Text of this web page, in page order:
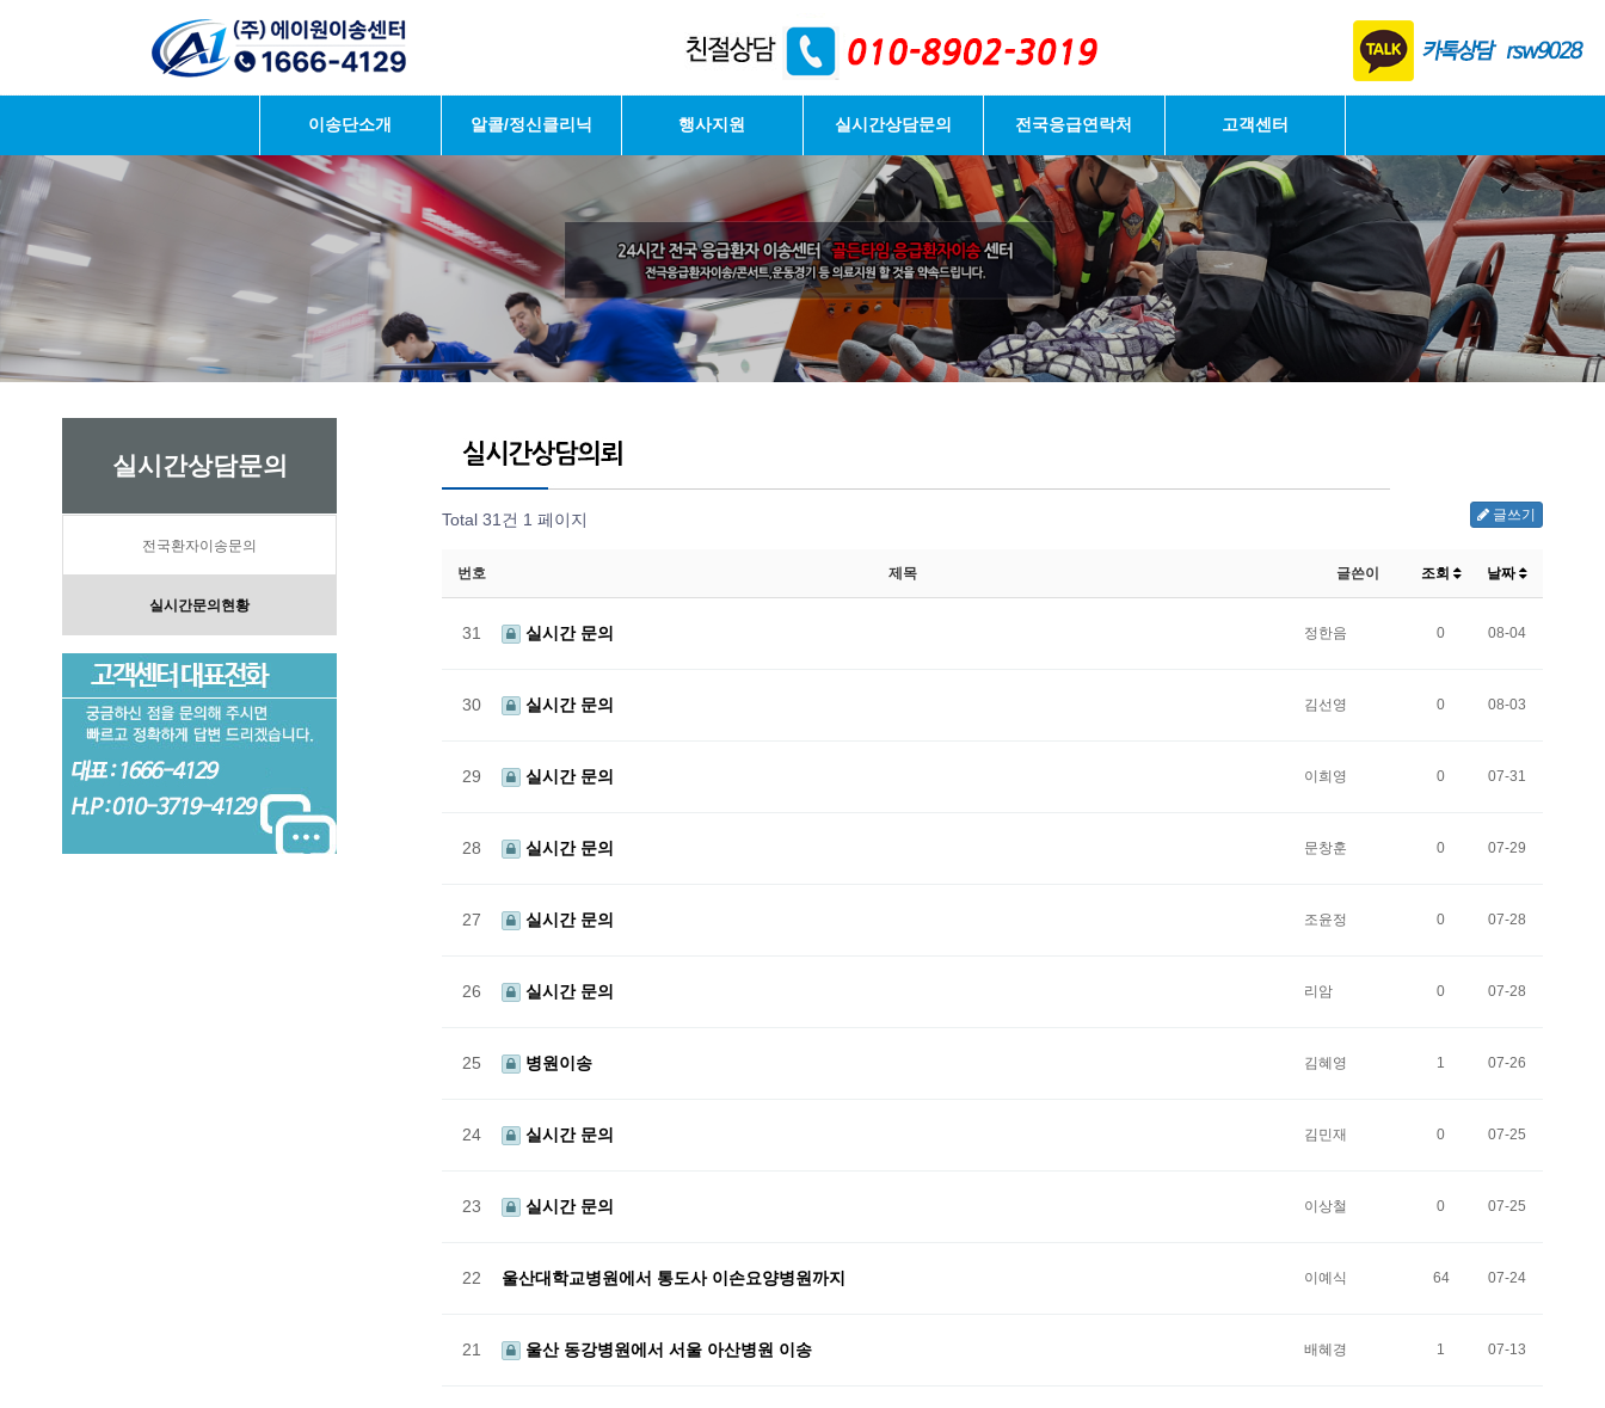
이송단소개 알콜/정신클리닉 행사지원 실시간상담문의 전국응급연락처 고객센터
실시간상담문의
전국환자이송문의
실시간문의현황
Total 31건 1 페이지 글쓰기
번호 제목 글쓴이 조회 날짜
31 실시간 문의 정한음 0 08-04
30 실시간 문의 김선영 0 08-03
29 실시간 문의 이희영 0 07-31
28 실시간 문의 문창훈 0 07-29
27 실시간 문의 조윤정 0 07-28
26 실시간 문의 리암 0 07-28
25 병원이송 김혜영 1 07-26
24 실시간 문의 김민재 0 07-25
23 실시간 문의 이상철 0 07-25
22 울산대학교병원에서 통도사 이손요양병원까지 이예식 64 07-24
21 울산 동강병원에서 서울 아산병원 이송 배혜경 1 07-13